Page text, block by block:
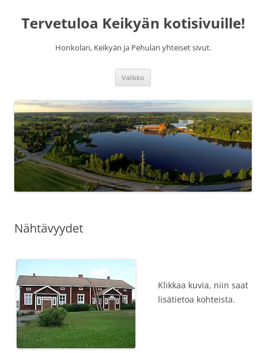
Tervetuloa Keikyän kotisivuille!
Honkolan, Keikyän ja Pehulan yhteiset sivut.
Valikko
Nähtävyydet
Klikkaa kuvia, niin saat
lisätietoa kohteista.